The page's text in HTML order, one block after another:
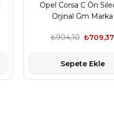
Opel Corsa C Ön
Orjinal Gm Marka
₺709,37
₺904,10
Sepete Ekle